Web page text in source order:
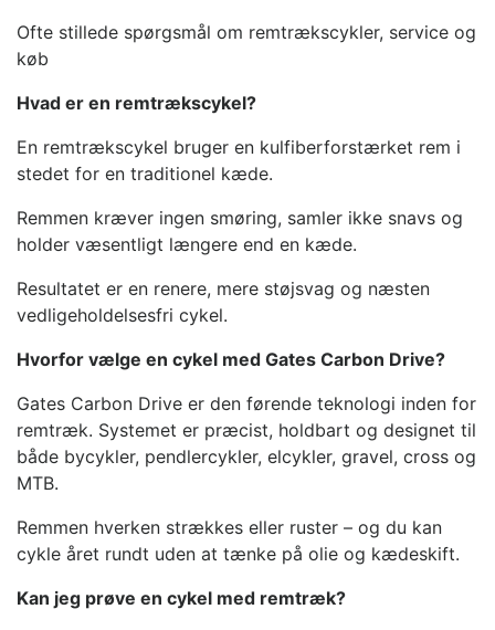
Ofte stillede spørgsmål om remtrækscykler, service og
køb
Hvad er en remtrækscykel?
En remtrækscykel bruger en kulfiberforstærket rem i
stedet for en traditionel kæde.
Remmen kræver ingen smøring, samler ikke snavs og
holder væsentligt længere end en kæde.
Resultatet er en renere, mere støjsvag og næsten
vedligeholdelsesfri cykel.
Hvorfor vælge en cykel med Gates Carbon Drive?
Gates Carbon Drive er den førende teknologi inden for
remtræk. Systemet er præcist, holdbart og designet til
både bycykler, pendlercykler, elcykler, gravel, cross og
MTB.
Remmen hverken strækkes eller ruster – og du kan
cykle året rundt uden at tænke på olie og kædeskift.
Kan jeg prøve en cykel med remtræk?